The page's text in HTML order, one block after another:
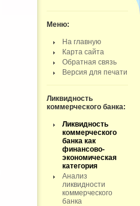
Меню:
На главную
Карта сайта
Обратная связь
Версия для печати
Ликвидность
коммерческого банка:
Ликвидность
коммерческого
банка как
финансово-
экономическая
категория
Анализ
ликвидности
коммерческого
банка